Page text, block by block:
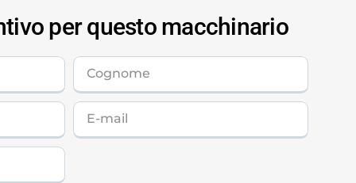
per questo macchinario